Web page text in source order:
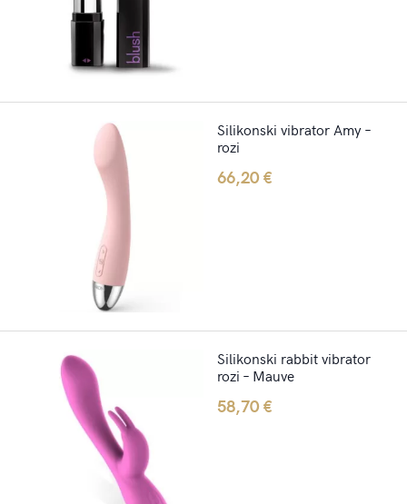
Silikonski vibrator Amy –
rozi
66,20€
Silikonski rabbit vibrator
rozi – Mauve
58,70€